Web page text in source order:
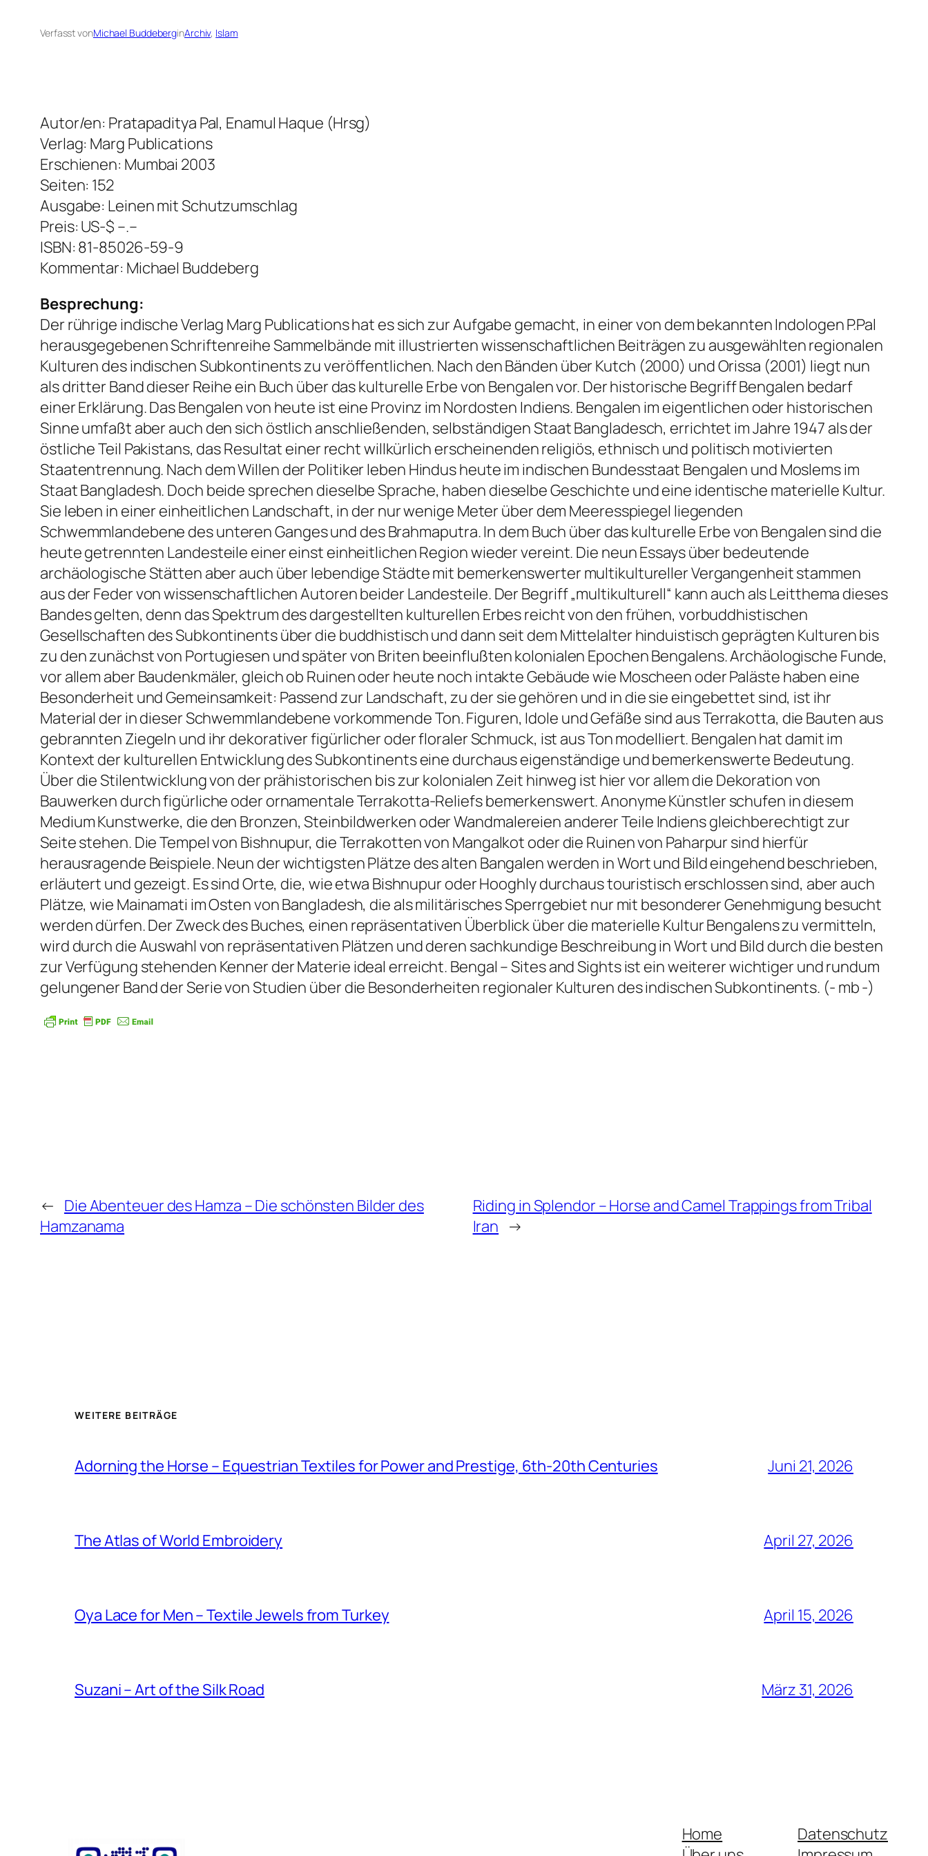
Verfasst vonMichael BuddeberginArchiv, Islam
Autor/en: Pratapaditya Pal, Enamul Haque (Hrsg)
Verlag: Marg Publications
Erschienen: Mumbai 2003
Seiten: 152
Ausgabe: Leinen mit Schutzumschlag
Preis: US-$ –.–
ISBN: 81-85026-59-9
Kommentar: Michael Buddeberg
Besprechung:
Der rührige indische Verlag Marg Publications hat es sich zur Aufgabe gemacht, in einer von dem bekannten Indologen P.Pal
herausgegebenen Schriftenreihe Sammelbände mit illustrierten wissenschaftlichen Beiträgen zu ausgewählten regionalen
Kulturen des indischen Subkontinents zu veröffentlichen. Nach den Bänden über Kutch (2000) und Orissa (2001) liegt nun
als dritter Band dieser Reihe ein Buch über das kulturelle Erbe von Bengalen vor. Der historische Begriff Bengalen bedarf
einer Erklärung. Das Bengalen von heute ist eine Provinz im Nordosten Indiens. Bengalen im eigentlichen oder historischen
Sinne umfaßt aber auch den sich östlich anschließenden, selbständigen Staat Bangladesch, errichtet im Jahre 1947 als der
östliche Teil Pakistans, das Resultat einer recht willkürlich erscheinenden religiös, ethnisch und politisch motivierten
Staatentrennung. Nach dem Willen der Politiker leben Hindus heute im indischen Bundesstaat Bengalen und Moslems im
Staat Bangladesh. Doch beide sprechen dieselbe Sprache, haben dieselbe Geschichte und eine identische materielle Kultur.
Sie leben in einer einheitlichen Landschaft, in der nur wenige Meter über dem Meeresspiegel liegenden
Schwemmlandebene des unteren Ganges und des Brahmaputra. In dem Buch über das kulturelle Erbe von Bengalen sind die
heute getrennten Landesteile einer einst einheitlichen Region wieder vereint. Die neun Essays über bedeutende
archäologische Stätten aber auch über lebendige Städte mit bemerkenswerter multikultureller Vergangenheit stammen
aus der Feder von wissenschaftlichen Autoren beider Landesteile. Der Begriff „multikulturell“ kann auch als Leitthema dieses
Bandes gelten, denn das Spektrum des dargestellten kulturellen Erbes reicht von den frühen, vorbuddhistischen
Gesellschaften des Subkontinents über die buddhistisch und dann seit dem Mittelalter hinduistisch geprägten Kulturen bis
zu den zunächst von Portugiesen und später von Briten beeinflußten kolonialen Epochen Bengalens. Archäologische Funde,
vor allem aber Baudenkmäler, gleich ob Ruinen oder heute noch intakte Gebäude wie Moscheen oder Paläste haben eine
Besonderheit und Gemeinsamkeit: Passend zur Landschaft, zu der sie gehören und in die sie eingebettet sind, ist ihr
Material der in dieser Schwemmlandebene vorkommende Ton. Figuren, Idole und Gefäße sind aus Terrakotta, die Bauten aus
gebrannten Ziegeln und ihr dekorativer figürlicher oder floraler Schmuck, ist aus Ton modelliert. Bengalen hat damit im
Kontext der kulturellen Entwicklung des Subkontinents eine durchaus eigenständige und bemerkenswerte Bedeutung.
Über die Stilentwicklung von der prähistorischen bis zur kolonialen Zeit hinweg ist hier vor allem die Dekoration von
Bauwerken durch figürliche oder ornamentale Terrakotta-Reliefs bemerkenswert. Anonyme Künstler schufen in diesem
Medium Kunstwerke, die den Bronzen, Steinbildwerken oder Wandmalereien anderer Teile Indiens gleichberechtigt zur
Seite stehen. Die Tempel von Bishnupur, die Terrakotten von Mangalkot oder die Ruinen von Paharpur sind hierfür
herausragende Beispiele. Neun der wichtigsten Plätze des alten Bangalen werden in Wort und Bild eingehend beschrieben,
erläutert und gezeigt. Es sind Orte, die, wie etwa Bishnupur oder Hooghly durchaus touristisch erschlossen sind, aber auch
Plätze, wie Mainamati im Osten von Bangladesh, die als militärisches Sperrgebiet nur mit besonderer Genehmigung besucht
werden dürfen. Der Zweck des Buches, einen repräsentativen Überblick über die materielle Kultur Bengalens zu vermitteln,
wird durch die Auswahl von repräsentativen Plätzen und deren sachkundige Beschreibung in Wort und Bild durch die besten
zur Verfügung stehenden Kenner der Materie ideal erreicht. Bengal – Sites and Sights ist ein weiterer wichtiger und rundum
gelungener Band der Serie von Studien über die Besonderheiten regionaler Kulturen des indischen Subkontinents. (- mb -)
← Die Abenteuer des Hamza – Die schönsten Bilder des
Hamzanama
Riding in Splendor – Horse and Camel Trappings from Tribal
Iran →
WEITERE BEITRÄGE
Adorning the Horse – Equestrian Textiles for Power and Prestige, 6th-20th Centuries Juni 21, 2026
The Atlas of World Embroidery April 27, 2026
Oya Lace for Men – Textile Jewels from Turkey April 15, 2026
Suzani – Art of the Silk Road März 31, 2026
Home
Datenschutz